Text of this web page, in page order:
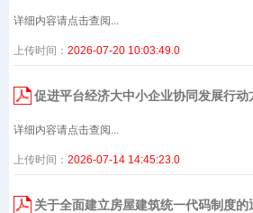
详细内容请点击查阅...
上传时间： 2026-07-20 10:03:49.0
促进平台经济大中小企业协同发展行动
详细内容请点击查阅...
上传时间： 2026-07-14 14:45:23.0
关于全面建立房屋建筑统一代码制度的